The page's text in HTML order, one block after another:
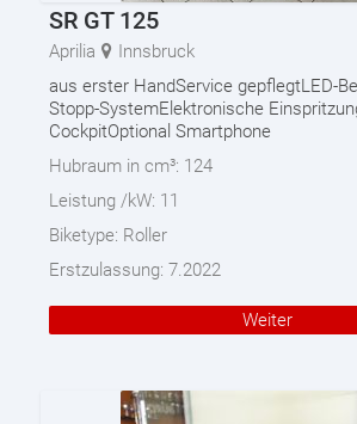
SR GT 125
Aprilia
Innsbruck
aus erster HandService gepflegtLED-
Stopp-SystemElektronische
CockpitOptional Smartphone
Hubraum in cm³: 124
Leistung /kW: 11
Biketype: Roller
Erstzulassung: 7.2022
Weiter